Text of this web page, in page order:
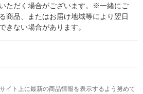
ただく場合がございます。※一緒にご
商品、またはお届け地域等により翌日
きない場合があります。
イト上に最新の商品情報を表示するよう努めて